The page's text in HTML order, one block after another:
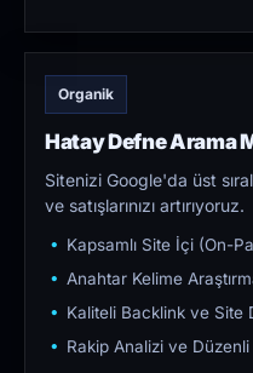
Organik
Hatay Defne Arama
Sitenizi Google'da üst
ve satışlarınızı artırıyoruz.
Kapsamlı Site İçi (On-
Anahtar Kelime
Kaliteli Backlink ve Site
Rakip Analizi ve